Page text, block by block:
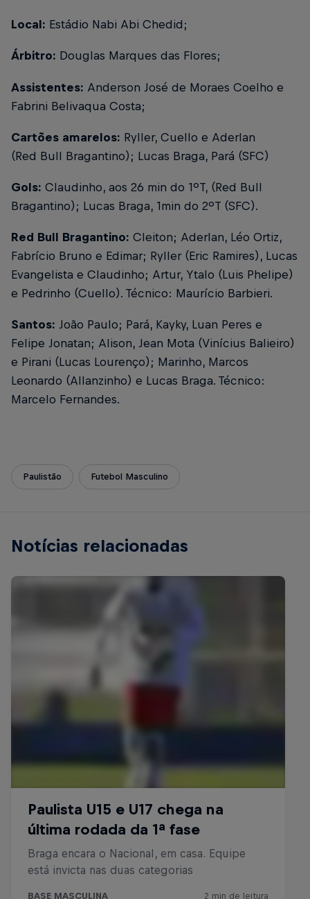
Local: Estádio Nabi Abi Chedid;
Árbitro: Douglas Marques das Flores;
Assistentes: Anderson José de Moraes Coelho e
Fabrini Belivaqua Costa;
Cartões amarelos: Ryller, Cuello e Aderlan
(Red Bull Bragantino); Lucas Braga, Pará (SFC)
Gols: Claudinho, aos 26 min do 1ºT, (Red Bull
Bragantino); Lucas Braga, 1min do 2ºT (SFC).
Red Bull Bragantino: Cleiton; Aderlan, Léo Ortiz,
Fabrício Bruno e Edimar; Ryller (Eric Ramires), Lucas
Evangelista e Claudinho; Artur, Ytalo (Luis Phelipe)
e Pedrinho (Cuello). Técnico: Maurício Barbieri.
Santos: João Paulo; Pará, Kayky, Luan Peres e
Felipe Jonatan; Alison, Jean Mota (Vinícius Balieiro)
e Pirani (Lucas Lourenço); Marinho, Marcos
Leonardo (Allanzinho) e Lucas Braga. Técnico:
Marcelo Fernandes.
Paulistão Futebol Masculino
Notícias relacionadas